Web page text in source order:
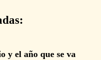
y el año que se va